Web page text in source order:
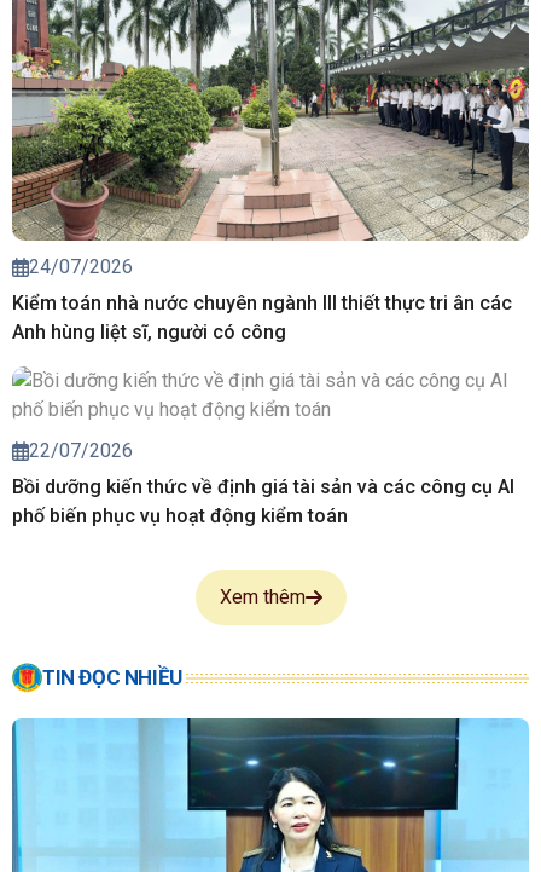
24/07/2026
Kiểm toán nhà nước chuyên ngành III thiết thực tri ân các
Anh hùng liệt sĩ, người có công
22/07/2026
Bồi dưỡng kiến thức về định giá tài sản và các công cụ AI
phố biến phục vụ hoạt động kiểm toán
Xem thêm
TIN ĐỌC NHIỀU